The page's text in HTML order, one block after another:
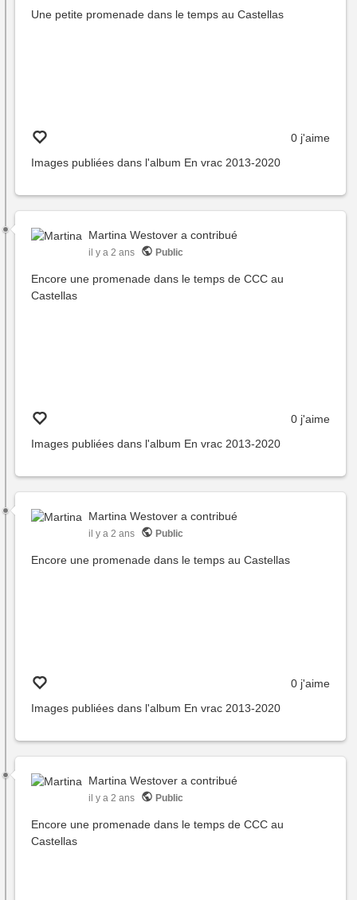
Une petite promenade dans le temps au Castellas
0 j'aime
Images publiées dans l'album En vrac 2013-2020
Martina Westover a contribué
il y a 2 ans Public
Encore une promenade dans le temps de CCC au
Castellas
0 j'aime
Images publiées dans l'album En vrac 2013-2020
Martina Westover a contribué
il y a 2 ans Public
Encore une promenade dans le temps au Castellas
0 j'aime
Images publiées dans l'album En vrac 2013-2020
Martina Westover a contribué
il y a 2 ans Public
Encore une promenade dans le temps de CCC au
Castellas